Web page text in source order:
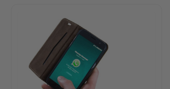
fuera. Aquí es donde los agentes de
IA para ventas